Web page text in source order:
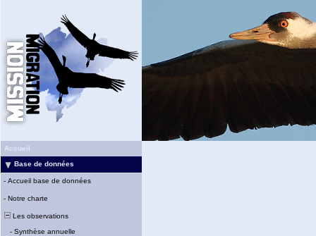
Accueil
Base de données
- Accueil base de données
- Notre charte
Les observations
- Synthèse annuelle